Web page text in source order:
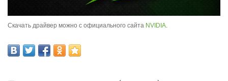
Скачать драйвер можно с официального сайта NVIDIA.